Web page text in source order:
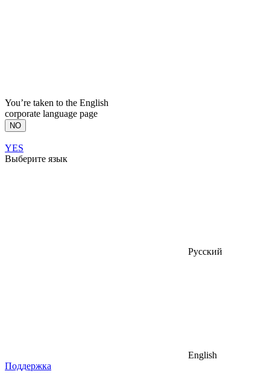
You’re taken to the English
corporate language page
NO
YES
Выберите язык
Русский
English
Поддержка